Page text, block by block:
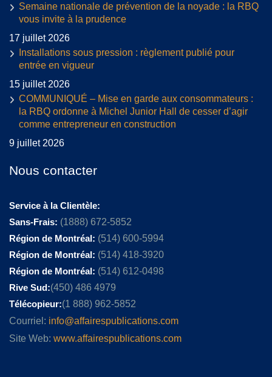
Semaine nationale de prévention de la noyade : la RBQ
vous invite à la prudence
17 juillet 2026
Installations sous pression : règlement publié pour
entrée en vigueur
15 juillet 2026
COMMUNIQUÉ – Mise en garde aux consommateurs :
la RBQ ordonne à Michel Junior Hall de cesser d’agir
comme entrepreneur en construction
9 juillet 2026
Nous contacter
Service à la Clientèle:
Sans-Frais: (1888) 672-5852
Région de Montréal: (514) 600-5994
Région de Montréal: (514) 418-3920
Région de Montréal: (514) 612-0498
Rive Sud:(450) 486 4979
Télécopieur:(1 888) 962-5852
Courriel: info@affairespublications.com
Site Web: www.affairespublications.com